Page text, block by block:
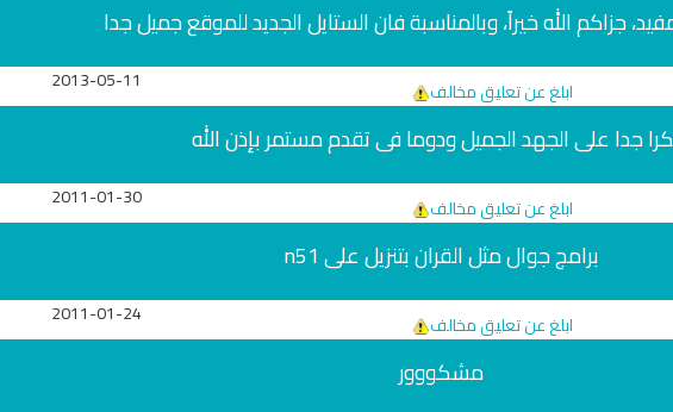
جزاكم الله خيراً، وبالمناسبة فان الستايل الجديد للموقع جميل جدا
ابلغ عن تعليق مخالف 2013-05-11
جدا على الجهد الجميل ودوما فى تقدم مستمر بإذن الله
ابلغ عن تعليق مخالف 2011-01-30
برامج جوال مثل القران بتنزيل على n51
ابلغ عن تعليق مخالف 2011-01-24
مشكووور